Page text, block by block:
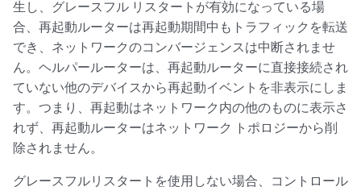
生し、グレースフル リスタートが有効になっている場
合、再起動ルーターは再起動期間中もトラフィックを転送
でき、ネットワークのコンバージェンスは中断されませ
ん。ヘルパールーターは、再起動ルーターに直接接続され
ていない他のデバイスから再起動イベントを非表示にしま
す。つまり、再起動はネットワーク内の他のものに表示さ
れず、再起動ルーターはネットワーク トポロジーから削
除されません。
グレースフルリスタートを使用しない場合、コントロール